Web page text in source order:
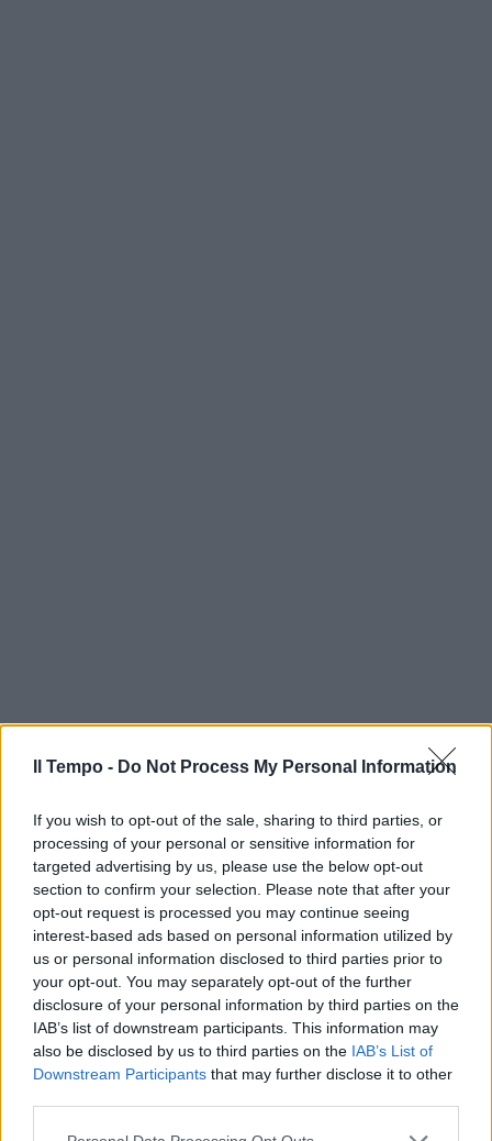
Il Tempo - Do Not Process My Personal Information
If you wish to opt-out of the sale, sharing to third parties, or
processing of your personal or sensitive information for
targeted advertising by us, please use the below opt-out
section to confirm your selection. Please note that after your
opt-out request is processed you may continue seeing
interest-based ads based on personal information utilized by
us or personal information disclosed to third parties prior to
your opt-out. You may separately opt-out of the further
disclosure of your personal information by third parties on the
IAB’s list of downstream participants. This information may
also be disclosed by us to third parties on the IAB’s List of
Downstream Participants that may further disclose it to other
In evidenza